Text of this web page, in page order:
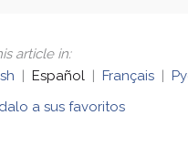
a sus favoritos
article in:
Español Français